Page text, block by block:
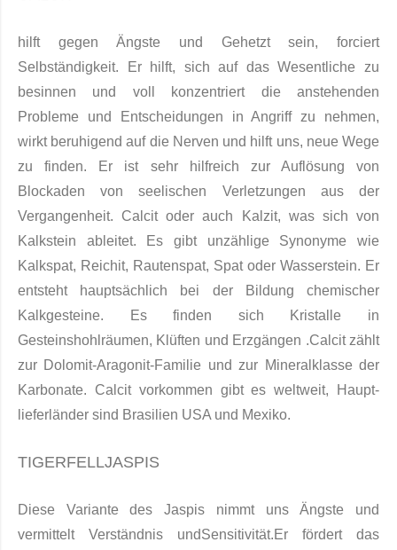
hilft gegen Ängste und Gehetzt sein, forciert
Selbständigkeit. Er hilft, sich auf das Wesentliche zu
besinnen und voll konzentriert die anstehenden
Probleme und Entscheidungen in Angriff zu nehmen,
wirkt beruhigend auf die Nerven und hilft uns, neue Wege
zu finden. Er ist sehr hilfreich zur Auflösung von
Blockaden von seelischen Verletzungen aus der
Vergangenheit. Calcit oder auch Kalzit, was sich von
Kalkstein ableitet. Es gibt unzählige Synonyme wie
Kalkspat, Reichit, Rautenspat, Spat oder Wasserstein. Er
entsteht hauptsächlich bei der Bildung chemischer
Kalkge­steine. Es finden sich Kristalle in
Gesteinshohlräumen, Klüften und Erzgängen .Calcit zählt
zur Dolomit-Arago­nit-Familie und zur Mineralklasse der
Karbonate. Calcit vorkommen gibt es weltweit, Haupt­
lieferländer sind Brasilien USA und Mexiko.
TIGERFELLJASPIS
Diese Variante des Jaspis nimmt uns Ängste und
vermittelt Verständnis undSensitivität.Er fördert das